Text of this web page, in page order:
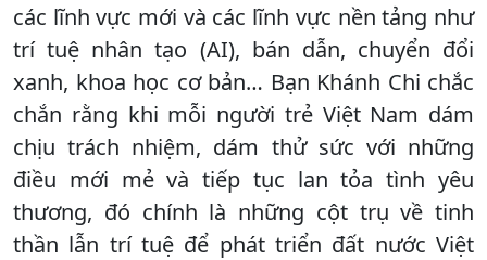
các lĩnh vực mới và các lĩnh vực nền tảng như
trí tuệ nhân tạo (AI), bán dẫn, chuyển đổi
xanh, khoa học cơ bản… Bạn Khánh Chi chắc
chắn rằng khi mỗi người trẻ Việt Nam dám
chịu trách nhiệm, dám thử sức với những
điều mới mẻ và tiếp tục lan tỏa tình yêu
thương, đó chính là những cột trụ về tinh
thần lẫn trí tuệ để phát triển đất nước Việt